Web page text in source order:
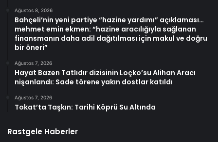
Ağustos 8, 2026
Bahçeli’nin yeni partiye “hazine yardımı” açıklaması…
mehmet emin ekmen: “hazine aracılığıyla sağlanan
finansmanın daha adil dağıtılması için makul ve doğru
bir öneri”
Ağustos 7, 2026
Hayat Bazen Tatlıdır dizisinin Loçko’su Alihan Aracı
nişanlandı: Sade törene yakın dostlar katıldı
Ağustos 7, 2026
Tokat’ta Taşkın: Tarihi Köprü Su Altında
Rastgele Haberler